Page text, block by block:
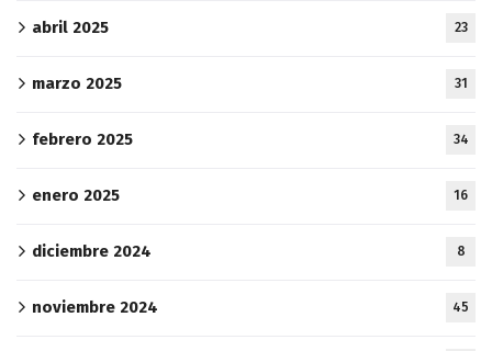
abril 2025 23
marzo 2025 31
febrero 2025 34
enero 2025 16
diciembre 2024 8
noviembre 2024 45